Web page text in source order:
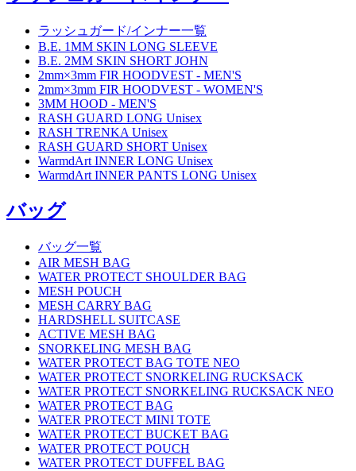
ラッシュガード/インナー一覧
B.E. 1MM SKIN LONG SLEEVE
B.E. 2MM SKIN SHORT JOHN
2mm×3mm FIR HOODVEST - MEN'S
2mm×3mm FIR HOODVEST - WOMEN'S
3MM HOOD - MEN'S
RASH GUARD LONG Unisex
RASH TRENKA Unisex
RASH GUARD SHORT Unisex
WarmdArt INNER LONG Unisex
WarmdArt INNER PANTS LONG Unisex
バッグ
バッグ一覧
AIR MESH BAG
WATER PROTECT SHOULDER BAG
MESH POUCH
MESH CARRY BAG
HARDSHELL SUITCASE
ACTIVE MESH BAG
SNORKELING MESH BAG
WATER PROTECT BAG TOTE NEO
WATER PROTECT SNORKELING RUCKSACK
WATER PROTECT SNORKELING RUCKSACK NEO
WATER PROTECT BAG
WATER PROTECT MINI TOTE
WATER PROTECT BUCKET BAG
WATER PROTECT POUCH
WATER PROTECT DUFFEL BAG